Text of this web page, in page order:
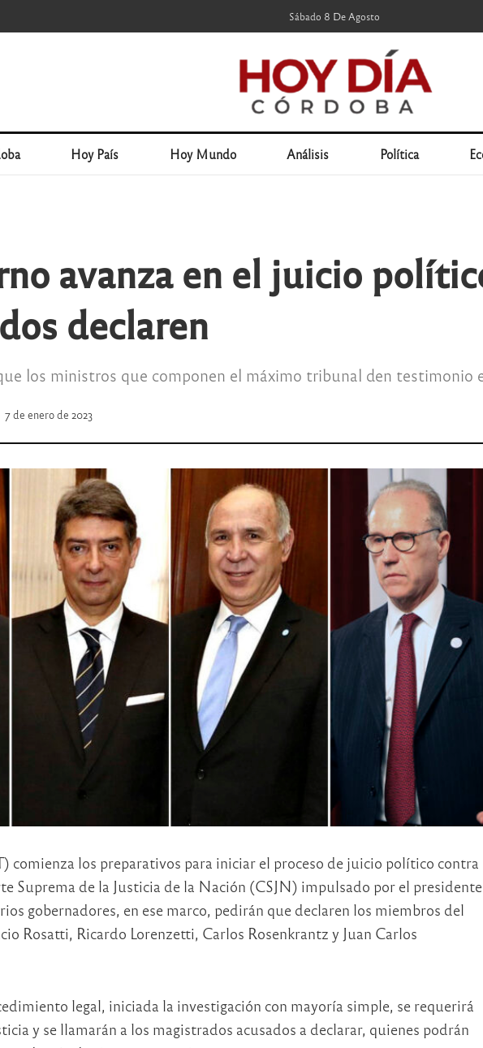
Sábado 8 De Agosto
Hoy País Hoy Mundo Análisis Política
avanza en el juicio
declaren
los ministros que componen el máximo tribunal den testimonio
7 de enero de 2023
comienza los preparativos para iniciar el proceso de juicio político contra
Suprema de la Justicia de la Nación (CSJN) impulsado por el presidente
gobernadores, en ese marco, pedirán que declaren los miembros del
Rosatti, Ricardo Lorenzetti, Carlos Rosenkrantz y Juan Carlos
legal, iniciada la investigación con mayoría simple, se requerirá
y se llamarán a los magistrados acusados a declarar, quienes podrán